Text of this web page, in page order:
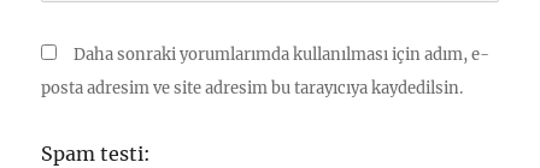
Daha sonraki yorumlarımda kullanılması için adım, e-
posta adresim ve site adresim bu tarayıcıya kaydedilsin.
Spam testi: